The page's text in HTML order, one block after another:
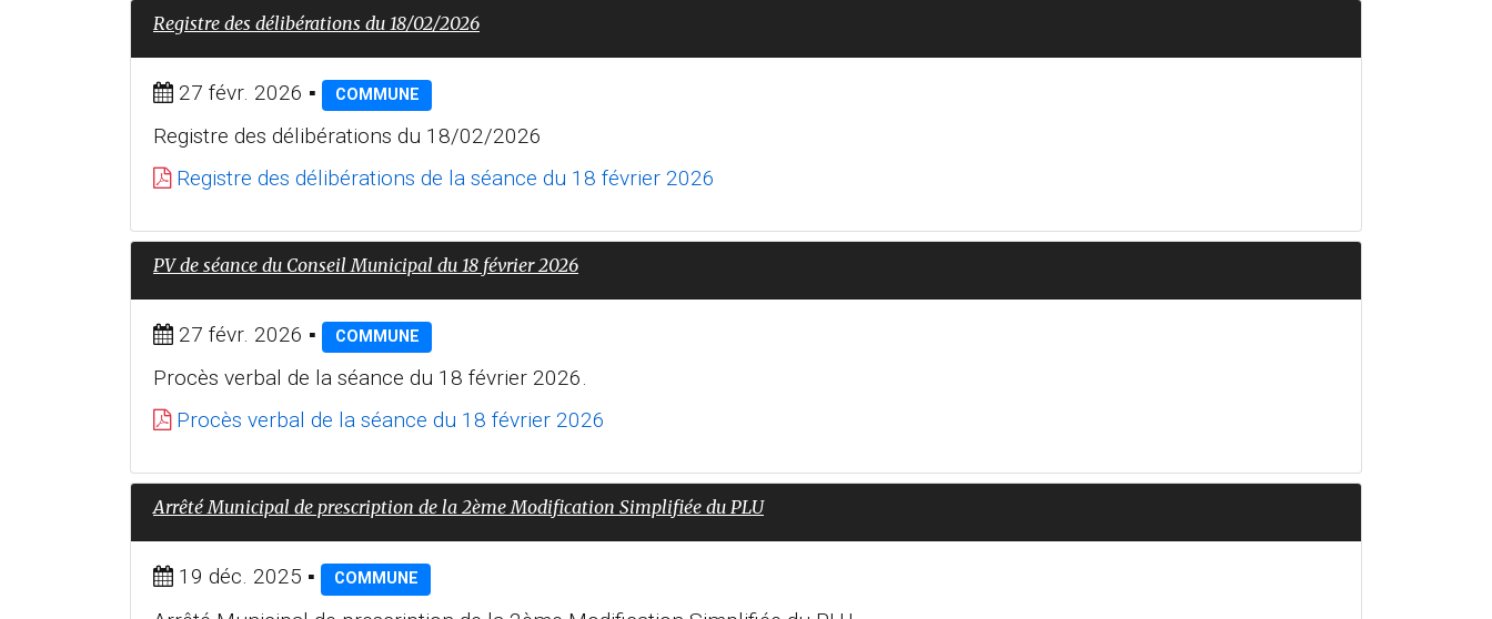
Registre des délibérations du 18/02/2026
27 févr. 2026 ▪ COMMUNE
Registre des délibérations du 18/02/2026
Registre des délibérations de la séance du 18 février 2026
PV de séance du Conseil Municipal du 18 février 2026
27 févr. 2026 ▪ COMMUNE
Procès verbal de la séance du 18 février 2026.
Procès verbal de la séance du 18 février 2026
Arrêté Municipal de prescription de la 2ème Modification Simplifiée du PLU
19 déc. 2025 ▪ COMMUNE